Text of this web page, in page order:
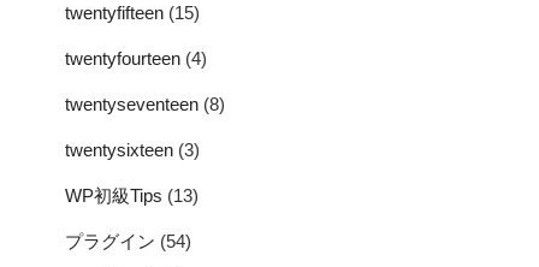
twentyfifteen (15)
twentyfourteen (4)
twentyseventeen (8)
twentysixteen (3)
WP初級Tips (13)
プラグイン (54)